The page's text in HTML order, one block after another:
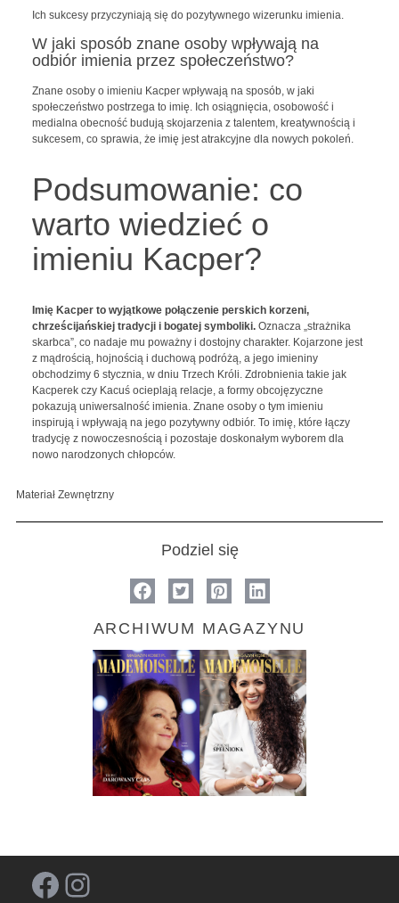
Ich sukcesy przyczyniają się do pozytywnego wizerunku imienia.
W jaki sposób znane osoby wpływają na
odbiór imienia przez społeczeństwo?
Znane osoby o imieniu Kacper wpływają na sposób, w jaki
społeczeństwo postrzega to imię. Ich osiągnięcia, osobowość i
medialna obecność budują skojarzenia z talentem, kreatywnością i
sukcesem, co sprawia, że imię jest atrakcyjne dla nowych pokoleń.
Podsumowanie: co
warto wiedzieć o
imieniu Kacper?
Imię Kacper to wyjątkowe połączenie perskich korzeni,
chrześcijańskiej tradycji i bogatej symboliki.Oznacza „strażnika
skarbca”, co nadaje mu poważny i dostojny charakter. Kojarzone jest
z mądrością, hojnością i duchową podróżą, a jego imieniny
obchodzimy 6 stycznia, w dniu Trzech Króli. Zdrobnienia takie jak
Kacperek czy Kacuś ocieplają relacje, a formy obcojęzyczne
pokazują uniwersalność imienia. Znane osoby o tym imieniu
inspirują i wpływają na jego pozytywny odbiór. To imię, które łączy
tradycję z nowoczesnością i pozostaje doskonałym wyborem dla
nowo narodzonych chłopców.
Materiał Zewnętrzny
Podziel się
ARCHIWUM MAGAZYNU
Facebook Instagram